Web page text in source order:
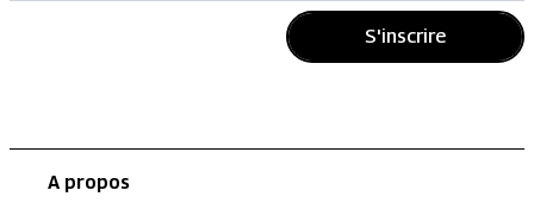
S'inscrire
A propos